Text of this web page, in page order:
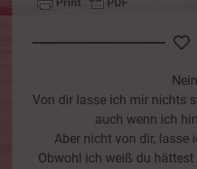
Von dir lasse ich mir nichts
auch wenn ich
Aber nicht von dir, lasse
Obwohl ich weiß du